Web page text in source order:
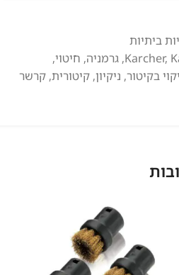
ביתיות
Karcher,
, גרמניה, חיטוי,
בקיטור, ניקיון, קיטורית, קרשר